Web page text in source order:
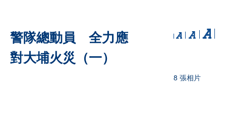
警隊總動員 全力應
對大埔火災（一）
8 張相片